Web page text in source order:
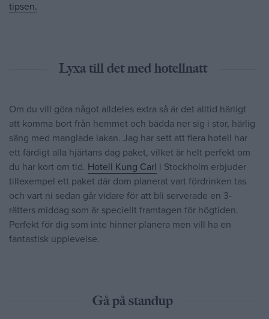
tipsen.
Lyxa till det med hotellnatt
Om du vill göra något alldeles extra så är det alltid härligt
att komma bort från hemmet och bädda ner sig i stor, härlig
säng med manglade lakan. Jag har sett att flera hotell har
ett färdigt alla hjärtans dag paket, vilket är helt perfekt om
du har kort om tid. Hotell Kung Carl i Stockholm erbjuder
tillexempel ett paket där dom planerat vart fördrinken tas
och vart ni sedan går vidare för att bli serverade en 3-
rätters middag som är speciellt framtagen för högtiden.
Perfekt för dig som inte hinner planera men vill ha en
fantastisk upplevelse.
Gå på standup